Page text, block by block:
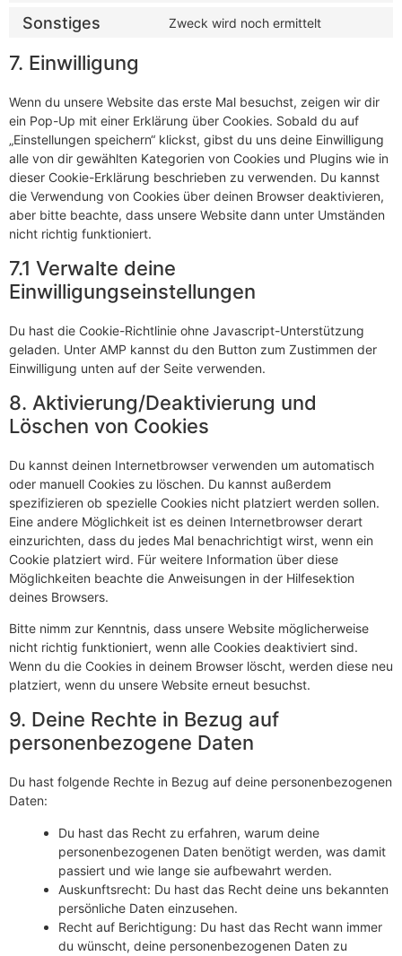
Sonstiges Zweck wird noch ermittelt
7. Einwilligung
Wenn du unsere Website das erste Mal besuchst, zeigen wir dir
ein Pop-Up mit einer Erklärung über Cookies. Sobald du auf
„Einstellungen speichern“ klickst, gibst du uns deine Einwilligung
alle von dir gewählten Kategorien von Cookies und Plugins wie in
dieser Cookie-Erklärung beschrieben zu verwenden. Du kannst
die Verwendung von Cookies über deinen Browser deaktivieren,
aber bitte beachte, dass unsere Website dann unter Umständen
nicht richtig funktioniert.
7.1 Verwalte deine
Einwilligungseinstellungen
Du hast die Cookie-Richtlinie ohne Javascript-Unterstützung
geladen. Unter AMP kannst du den Button zum Zustimmen der
Einwilligung unten auf der Seite verwenden.
8. Aktivierung/Deaktivierung und
Löschen von Cookies
Du kannst deinen Internetbrowser verwenden um automatisch
oder manuell Cookies zu löschen. Du kannst außerdem
spezifizieren ob spezielle Cookies nicht platziert werden sollen.
Eine andere Möglichkeit ist es deinen Internetbrowser derart
einzurichten, dass du jedes Mal benachrichtigt wirst, wenn ein
Cookie platziert wird. Für weitere Information über diese
Möglichkeiten beachte die Anweisungen in der Hilfesektion
deines Browsers.
Bitte nimm zur Kenntnis, dass unsere Website möglicherweise
nicht richtig funktioniert, wenn alle Cookies deaktiviert sind.
Wenn du die Cookies in deinem Browser löscht, werden diese neu
platziert, wenn du unsere Website erneut besuchst.
9. Deine Rechte in Bezug auf
personenbezogene Daten
Du hast folgende Rechte in Bezug auf deine personenbezogenen
Daten:
Du hast das Recht zu erfahren, warum deine
personenbezogenen Daten benötigt werden, was damit
passiert und wie lange sie aufbewahrt werden.
Auskunftsrecht: Du hast das Recht deine uns bekannten
persönliche Daten einzusehen.
Recht auf Berichtigung: Du hast das Recht wann immer
du wünscht, deine personenbezogenen Daten zu